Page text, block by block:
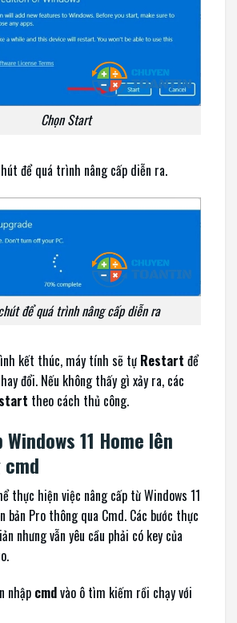
Chọn Start
để quá trình nâng cấp diễn ra.
để quá trình nâng cấp diễn ra
kết thúc, máy tính sẽ tự Restart để
đổi. Nếu không thấy gì xảy ra, các
theo cách thủ công.
11 Home lên
cmd
thực hiện việc nâng cấp từ Windows 11
bản Pro thông qua Cmd. Các bước thực
nhưng vẫn yêu cầu phải có key của
nhập cmdvào ô tìm kiếm rồi chạy với